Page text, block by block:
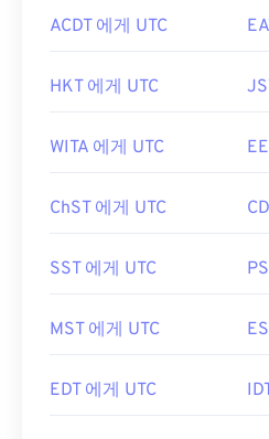
ACDT 에게 UTC
HKT 에게 UTC
WITA 에게 UTC
ChST 에게 UTC
SST 에게 UTC
MST 에게 UTC
EDT 에게 UTC